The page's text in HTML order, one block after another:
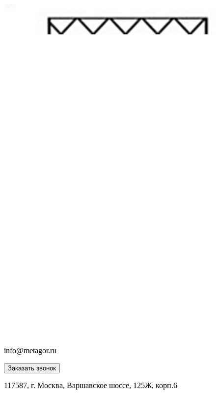
info@metagor.ru
Заказать звонок
117587, г. Москва, Варшавское шоссе, 125Ж, корп.6